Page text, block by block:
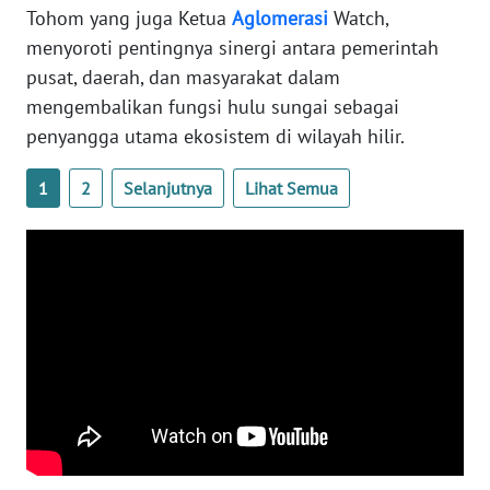
Tohom yang juga Ketua Aglomerasi Watch,
menyoroti pentingnya sinergi antara pemerintah
pusat, daerah, dan masyarakat dalam
mengembalikan fungsi hulu sungai sebagai
penyangga utama ekosistem di wilayah hilir.
1 2 Selanjutnya Lihat Semua
WN
NUSANTARA
JOGJA
WN
JATIM
WN
KALTENG